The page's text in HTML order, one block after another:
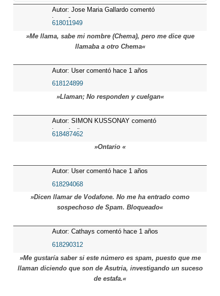
Autor: Jose Maria Gallardo comentó
hace 9 meses
618011949
»Me llama, sabe mi nombre (Chema), pero me dice que
llamaba a otro Chema«
Autor: User comentó hace 1 años
618124899
»Llaman; No responden y cuelgan«
Autor: SIMON KUSSONAY comentó
hace 1 años
618487462
»Ontario «
Autor: User comentó hace 1 años
618294068
»Dicen llamar de Vodafone. No me ha entrado como
sospechoso de Spam. Bloqueado«
Autor: Cathays comentó hace 1 años
618290312
»Me gustaría saber si este número es spam, puesto que me
llaman diciendo que son de Asutria, investigando un suceso
de estafa.«